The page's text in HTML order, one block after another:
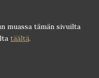
muassa tämän sivuilta
täältä.